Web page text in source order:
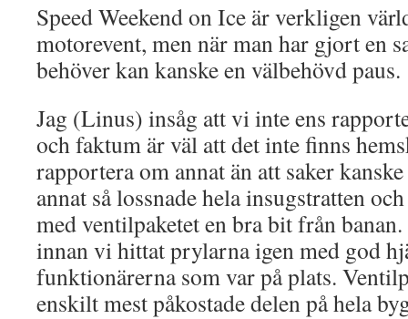
Speed Weekend on Ice är verkligen
motorevent, men när man har gjort en
behöver kan kanske en välbehövd paus.
Jag (Linus) insåg att vi inte ens
och faktum är väl att det inte finns
rapportera om annat än att saker
annat så lossnade hela insugstratten
med ventilpaketet en bra bit från
innan vi hittat prylarna igen med god
funktionärerna som var på plats.
enskilt mest påkostade delen på hela